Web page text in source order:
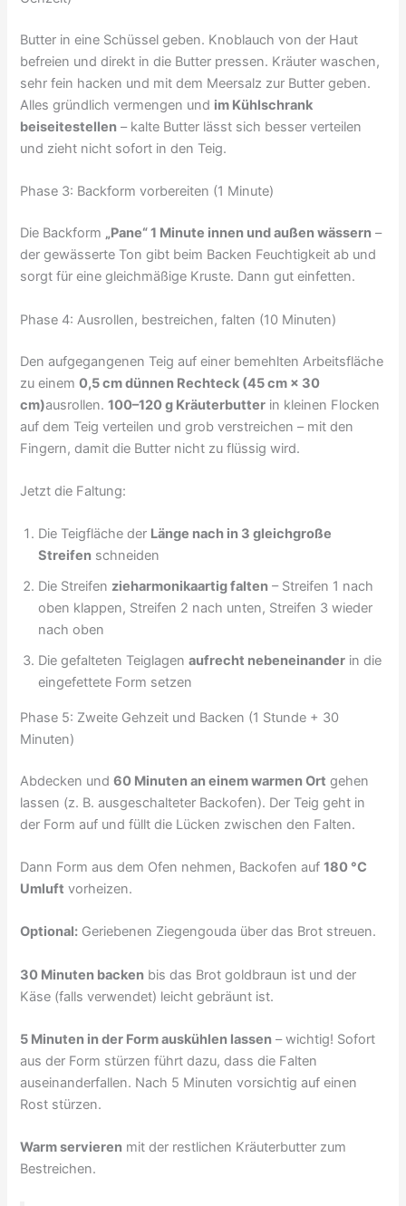
Butter in eine Schüssel geben. Knoblauch von der Haut
befreien und direkt in die Butter pressen. Kräuter waschen,
sehr fein hacken und mit dem Meersalz zur Butter geben.
Alles gründlich vermengen und im Kühlschrank
beiseitestellen – kalte Butter lässt sich besser verteilen
und zieht nicht sofort in den Teig.
Phase 3: Backform vorbereiten (1 Minute)
Die Backform „Pane“ 1 Minute innen und außen wässern –
der gewässerte Ton gibt beim Backen Feuchtigkeit ab und
sorgt für eine gleichmäßige Kruste. Dann gut einfetten.
Phase 4: Ausrollen, bestreichen, falten (10 Minuten)
Den aufgegangenen Teig auf einer bemehlten Arbeitsfläche
zu einem0,5 cm dünnen Rechteck (45 cm × 30
cm)ausrollen.100–120 g Kräuterbutter in kleinen Flocken
auf dem Teig verteilen und grob verstreichen – mit den
Fingern, damit die Butter nicht zu flüssig wird.
Jetzt die Faltung:
Die Teigfläche der Länge nach in 3 gleichgroße
Streifen schneiden
Die Streifen zieharmonikaartig falten – Streifen 1 nach
oben klappen, Streifen 2 nach unten, Streifen 3 wieder
nach oben
Die gefalteten Teiglagenaufrecht nebeneinander in die
eingefettete Form setzen
Phase 5: Zweite Gehzeit und Backen (1 Stunde + 30
Minuten)
Abdecken und60 Minuten an einem warmen Ort gehen
lassen (z. B. ausgeschalteter Backofen). Der Teig geht in
der Form auf und füllt die Lücken zwischen den Falten.
Dann Form aus dem Ofen nehmen, Backofen auf180 °C
Umluft vorheizen.
Optional: Geriebenen Ziegengouda über das Brot streuen.
30 Minuten backen bis das Brot goldbraun ist und der
Käse (falls verwendet) leicht gebräunt ist.
5 Minuten in der Form auskühlen lassen – wichtig! Sofort
aus der Form stürzen führt dazu, dass die Falten
auseinanderfallen. Nach 5 Minuten vorsichtig auf einen
Rost stürzen.
Warm servieren mit der restlichen Kräuterbutter zum
Bestreichen.